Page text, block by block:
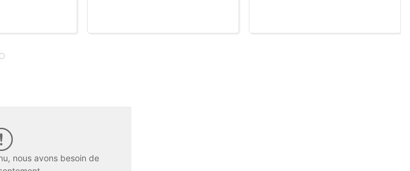
nous avons besoin de